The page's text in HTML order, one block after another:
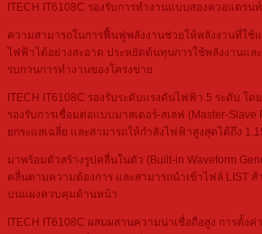
ITECH IT6108C รองรับการทำงานแบบสองควอแดรน
ความสามารถในการฟื้นฟูพลังงานช่วยให้พลังงานที่ใช้
ไฟฟ้าได้อย่างสะอาด ประหยัดต้นทุนการใช้พลังงานแล
รบกวนการทำงานของโครงข่าย
ITECH IT6108C รองรับระดับแรงดันไฟฟ้า 5 ระดับ โ
รองรับการเชื่อมต่อแบบมาสเตอร์-สเลฟ (Master-Slave
ยกระแสเฉลี่ย และสามารถให้กำลังไฟฟ้าสูงสุดได้ถึง
มาพร้อมตัวสร้างรูปคลื่นในตัว (Built-in Waveform
คลื่นตามความต้องการ และสามารถนำเข้าไฟล์ LIST
บนแผงควบคุมด้านหน้า
ITECH IT6108C ผสมผสานความน่าเชื่อถือสูง การตั้ง